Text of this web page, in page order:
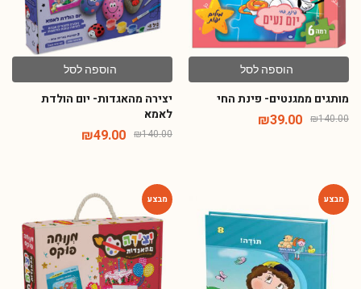
הוספה לסל
מותגים ממגנטים- פינת החי
₪ 39.00
הוספה לסל
יצירה מהאגדות- יום הולדת
לאמא
₪ 140.00
₪ 49.00
-54%
-65%